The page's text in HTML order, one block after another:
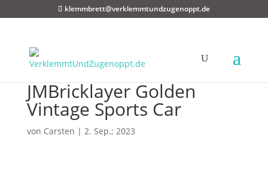
klemmbrett@verklemmtundzugenoppt.de
JMBricklayer Golden
Vintage Sports Car
von Carsten | 2. Sep.; 2023